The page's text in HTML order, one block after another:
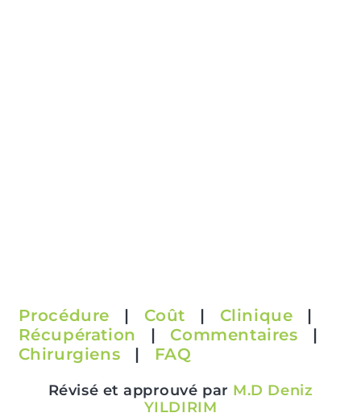
Procédure | Coût | Clinique
|
Récupération
| Commentaires
|
Chirurgiens
| FAQ
Révisé et approuvé par M.D Deniz
YILDIRIM